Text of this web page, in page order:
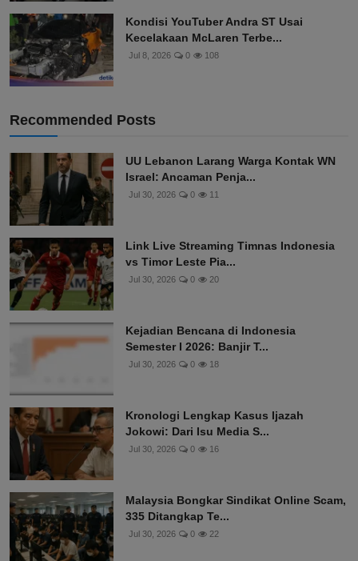
Kondisi YouTuber Andra ST Usai
Kecelakaan McLaren Terbe...
Jul 8, 2026 0 108
Recommended Posts
UU Lebanon Larang Warga Kontak WN
Israel: Ancaman Penja...
Jul 30, 2026 0 11
Link Live Streaming Timnas Indonesia
vs Timor Leste Pia...
Jul 30, 2026 0 20
Kejadian Bencana di Indonesia
Semester I 2026: Banjir T...
Jul 30, 2026 0 18
Kronologi Lengkap Kasus Ijazah
Jokowi: Dari Isu Media S...
Jul 30, 2026 0 16
Malaysia Bongkar Sindikat Online Scam,
335 Ditangkap Te...
Jul 30, 2026 0 22